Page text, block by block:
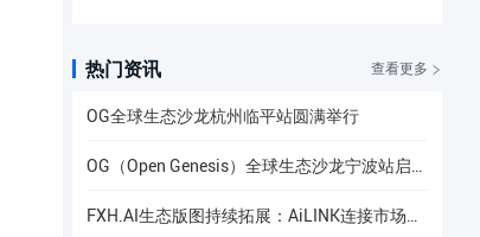
热门资讯 查看更多
OG全球生态沙龙杭州临平站圆满举行
OG（Open Genesis）全球生态沙龙宁波站启幕，聚焦AI × Web3共识与应用落地
FXH.AI生态版图持续拓展：AiLINK连接市场数据、AI洞察与安全协作